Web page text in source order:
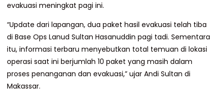
evakuasi meningkat pagi ini.
“Update dari lapangan, dua paket hasil evakuasi telah tiba
di Base Ops Lanud Sultan Hasanuddin pagi tadi. Sementara
itu, informasi terbaru menyebutkan total temuan di lokasi
operasi saat ini berjumlah 10 paket yang masih dalam
proses penanganan dan evakuasi,” ujar Andi Sultan di
Makassar.